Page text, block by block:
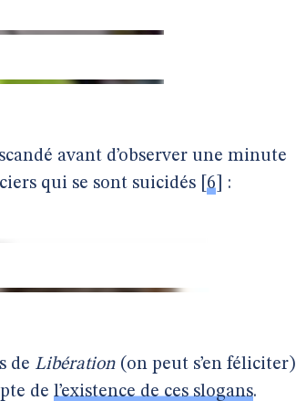
avant d’observer une minute
qui se sont suicidés 6 :
de Libération (on peut s’en féliciter)
de l’existence de ces slogans.